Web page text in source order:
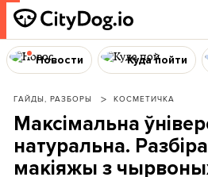
Новости Куда пойти
ГАЙДЫ, РАЗБОРЫ КОСМЕТИЧКА
Максімальна
натуральна.
макіяжы з